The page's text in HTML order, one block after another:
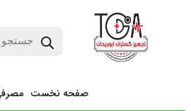
صفحه نخست